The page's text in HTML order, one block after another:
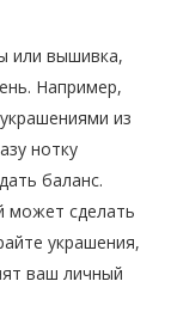
или вышивка,
Например,
из
нотку
баланс.
может сделать
украшения,
ваш личный